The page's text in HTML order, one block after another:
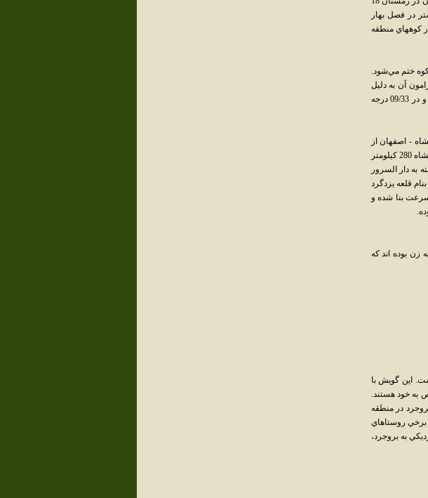
حدود 500 ميلي‌متر است که بيشتر در فصل بهار
کوههاي منطقه
ختم مي‌شود.
آن به دليل
قرار گيري بر روي گسله سراسري زاگرس، زلزله خيز هستند. بروجرد در ارتفاع 1620 متري از سطح دريا و در 09/33 درجه
- اصفهان از
بروجرد مي‌‌گذرد. بروجرد با اراک 110، با اصفهان 350 و با تهران 390 کيلومتر، همدان 150 کيلومتر و با کرمانشاه 280 کيلومتر
دار السرور
بنام قلعه يزدگرد
بنا شده و
است. از اين ميزان، 114,884 نفر مرد و بقيه زن بوده اند که
اين گويش با
به خود هستند.
در منطقه
روستاهاي
به بروجرد،